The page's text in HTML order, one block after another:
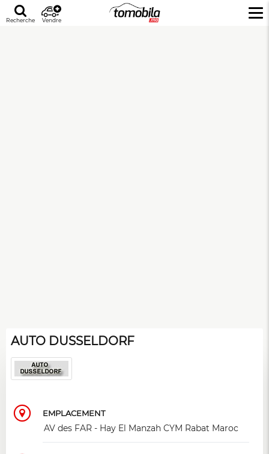
Recherche Vendre
AUTO DUSSELDORF
EMPLACEMENT
AV des FAR - Hay El Manzah CYM Rabat Maroc